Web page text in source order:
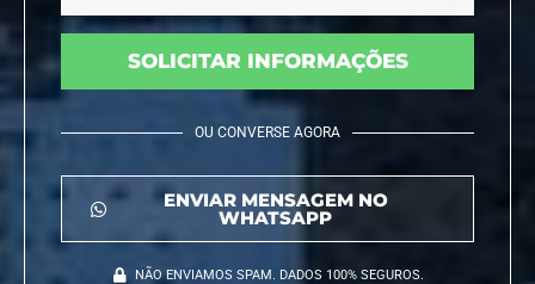
SOLICITAR INFORMAÇÕES
OU CONVERSE AGORA
ENVIAR MENSAGEM NO
WHATSAPP
NÃO ENVIAMOS SPAM. DADOS 100% SEGUROS.